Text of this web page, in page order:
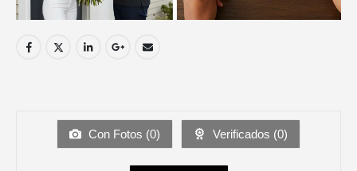
Con Fotos (0) Verificados (0)